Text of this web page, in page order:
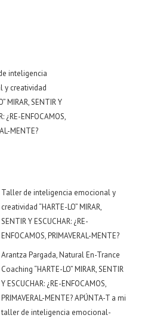
Taller de inteligencia emocional y
creatividad “HARTE-LO” MIRAR,
SENTIR Y ESCUCHAR: ¿RE-
ENFOCAMOS, PRIMAVERAL-MENTE?
Arantza Pargada, Natural En-Trance
Coaching “HARTE-LO” MIRAR, SENTIR
Y ESCUCHAR: ¿RE-ENFOCAMOS,
PRIMAVERAL-MENTE? APÚNTA-T a mi
taller de inteligencia emocional-